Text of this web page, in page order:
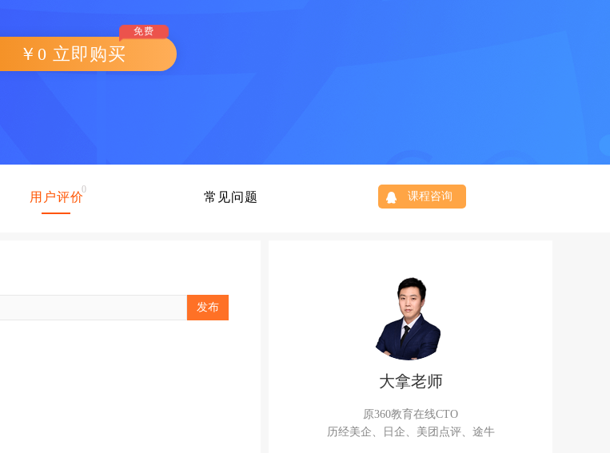
￥0 立即购买
免费
用户评价
0
常见问题 课程咨询
发布
大拿老师
原360教育在线CTO
历经美企、日企、美团点评、途牛